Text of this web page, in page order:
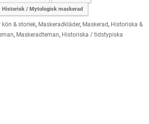
Historisk / Mytologisk maskerad
kön & storlek, Maskeradkläder, Maskerad, Historiska &
, Maskeradteman, Historiska / tidstypiska